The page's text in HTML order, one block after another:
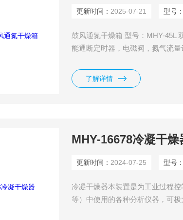
更新时间： 2025-07-21 型号：
鼓风通氮干燥箱 型号：MHY-45L
能通断定时器，电磁阀，氮气流量
了解详情
MHY-16678冷凝干燥
更新时间： 2024-07-25 型号：
冷凝干燥器本装置是为工业过程
等）中使用的各种分析仪器，可